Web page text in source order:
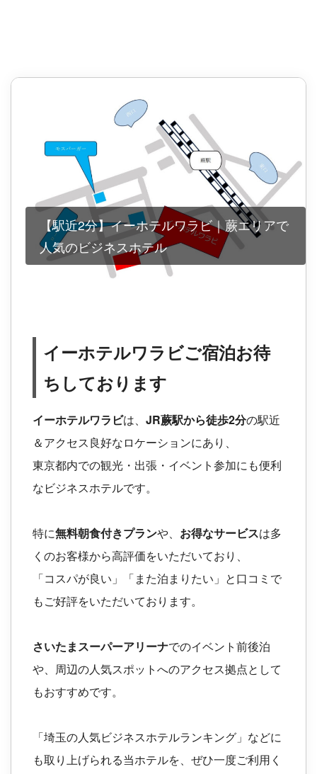
【駅近2分】イーホテルワラビ｜蕨エリアで
人気のビジネスホテル
イーホテルワラビご宿泊お待
ちしております
イーホテルワラビは、 JR蕨駅から徒歩2分の駅近
＆アクセス良好なロケーションにあり、
東京都内での観光・出張・イベント参加にも便利
なビジネスホテルです。
特に無料朝食付きプランや、 お得なサービスは多
くのお客様から高評価をいただいており、
「コスパが良い」「また泊まりたい」と口コミで
もご好評をいただいております。
さいたまスーパーアリーナでのイベント前後泊
や、周辺の人気スポットへのアクセス拠点として
もおすすめです。
「埼玉の人気ビジネスホテルランキング」などに
も取り上げられる当ホテルを、ぜひ一度ご利用く